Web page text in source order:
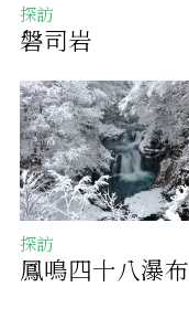
探訪
磐司岩
探訪
鳳鳴四十八瀑布